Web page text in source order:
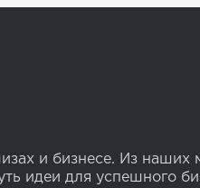
и бизнесе. Из наших
идеи для успешного